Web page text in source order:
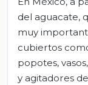
del aguacate,
muy
cubiertos
popotes,
y agitadores